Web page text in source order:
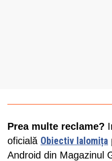
Prea multe reclame?
oficială Obiectiv Ialomița
Android din Magazinul